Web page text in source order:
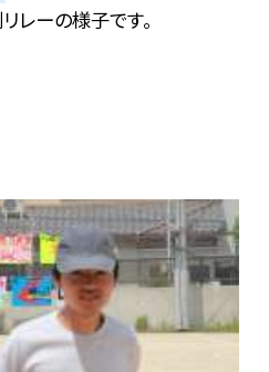
レーの様子です。